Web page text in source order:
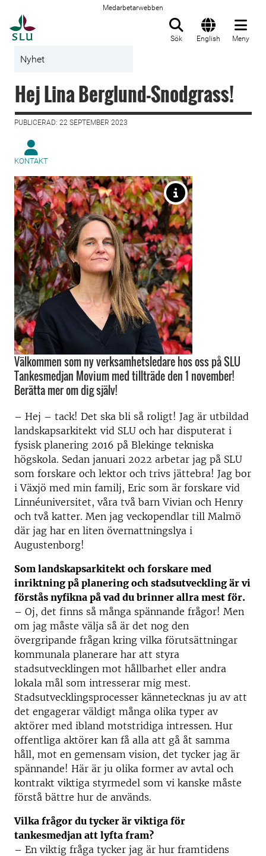
Medarbetarwebben
Sök English Meny
Nyhet
Hej Lina Berglund-Snodgrass!
PUBLICERAD: 22 SEPTEMBER 2023
KONTAKT
Välkommen som ny verksamhetsledare hos oss på SLU
Tankesmedjan Movium med tillträde den 1 november!
Berätta mer om dig själv!
– Hej – tack! Det ska bli så roligt! Jag är utbildad
landskapsarkitekt vid SLU och har disputerat i
fysisk planering 2016 på Blekinge tekniska
högskola. Sedan januari 2022 arbetar jag på SLU
som forskare och lektor och trivs jättebra! Jag bor
i Växjö med min familj, Eric som är forskare vid
Linnéuniversitet, våra två barn Vivian och Henry
och två katter. Men jag veckopendlar till Malmö
där jag har en liten övernattningslya i
Augustenborg!
Som landskapsarkitekt och forskare med
inriktning på planering och stadsutveckling är vi
förstås nyfikna på vad du brinner allra mest för.
– Oj, det finns så många spännande frågor! Men
om jag måste välja så är det nog den
övergripande frågan kring vilka förutsättningar
kommunala planerare har att styra
stadsutvecklingen mot hållbarhet eller andra
lokala mål som intresserar mig mest.
Stadsutvecklingsprocesser kännetecknas ju av att
det engagerar väldigt många olika typer av
aktörer med ibland motstridiga intressen. Hur
offentliga aktörer kan få alla att gå åt samma
håll, mot en gemensam vision, det tycker jag är
spännande! Här är ju olika former av avtal och
kontrakt viktiga styrmedel som vi kanske måste
förstå bättre hur de används.
Vilka frågor du tycker är viktiga för
tankesmedjan att lyfta fram?
– En viktig fråga tycker jag är hur framtidens